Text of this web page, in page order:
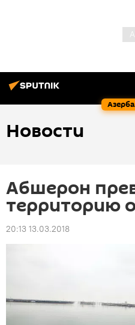
Новости
Абшерон
территорию
20:13 13.03.2018